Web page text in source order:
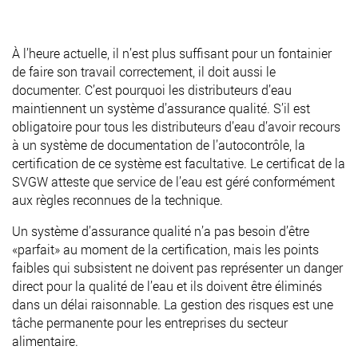
À l’heure actuelle, il n’est plus suffisant pour un fontainier
de faire son travail correctement, il doit aussi le
documenter. C’est pourquoi les distributeurs d’eau
maintiennent un système d’assurance qualité. S’il est
obligatoire pour tous les distributeurs d’eau d’avoir recours
à un système de documentation de l’autocontrôle, la
certification de ce système est facultative. Le certificat de la
SVGW atteste que service de l’eau est géré conformément
aux règles reconnues de la technique.
Un système d’assurance qualité n’a pas besoin d’être
«parfait» au moment de la certification, mais les points
faibles qui subsistent ne doivent pas représenter un danger
direct pour la qualité de l’eau et ils doivent être éliminés
dans un délai raisonnable. La gestion des risques est une
tâche permanente pour les entreprises du secteur
alimentaire.